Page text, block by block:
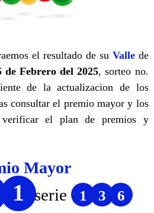
el resultado de su Vallede
de Febrero del 2025, sorteo no.
de la actualizacion de los
consultar el premio mayor y los
verificar el plan de premios y
Mayor
1 serie 1 3 6